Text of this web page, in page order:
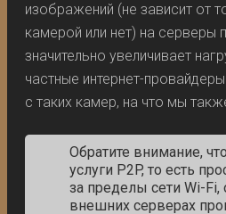
изображений (не зависит от
камерой или нет) на серверы
значительно увеличивает
частные интернет-
с таких камер, на что мы
Обратите внимание,
услуги P2P, то есть
за пределы сети Wi-Fi,
внешних серверах